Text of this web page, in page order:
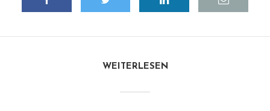
WEITERLESEN